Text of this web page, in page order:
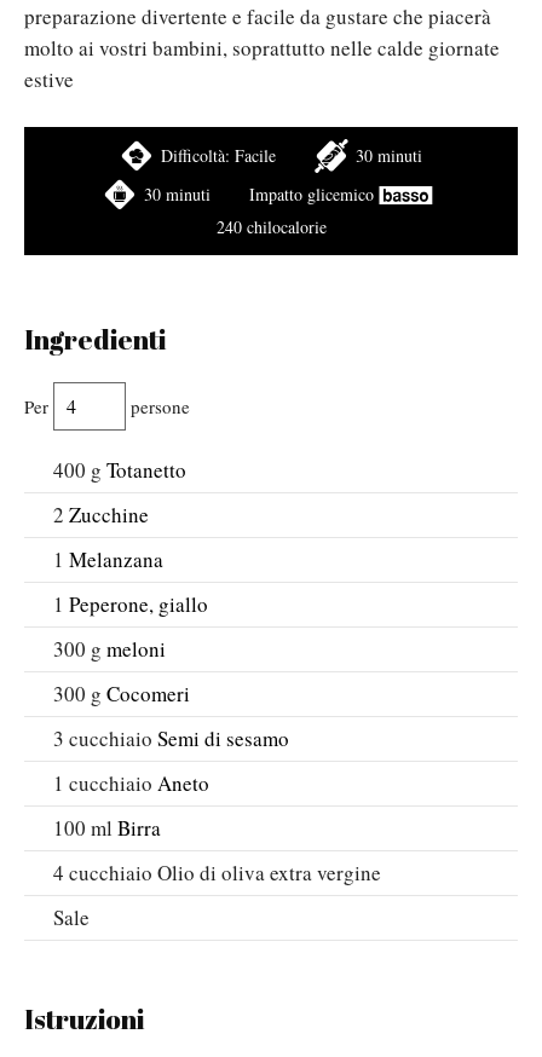
preparazione divertente e facile da gustare che piacerà
molto ai vostri bambini, soprattutto nelle calde giornate
estive
Difficoltà: Facile
30 minuti
30 minuti
Impatto glicemico
240 chilocalorie
Ingredienti
Per persone
400 g Totanetto
2 Zucchine
1 Melanzana
1 Peperone, giallo
300 g meloni
300 g Cocomeri
3 cucchiaio Semi di sesamo
1 cucchiaio Aneto
100 ml Birra
4 cucchiaio Olio di oliva extra vergine
Sale
Istruzioni